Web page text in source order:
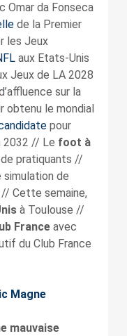
Omar da Fonseca
de la Premier
les Jeux
aux Etats-Unis
Jeux de LA 2028
sur la
obtenu le mondial
pour
2032 // Le foot à
pratiquants //
de
Cette semaine,
à Toulouse //
France avec
du Club France
Magne
mauvaise